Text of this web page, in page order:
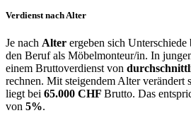
Verdienst nach Alter
Je nach Alter ergeben sich
den Beruf als Möbelmonteur/in. In
einem Bruttoverdienst von
rechnen. Mit steigendem Alter verändert
liegt bei 65.000 CHF Brutto. Das
von 5%.